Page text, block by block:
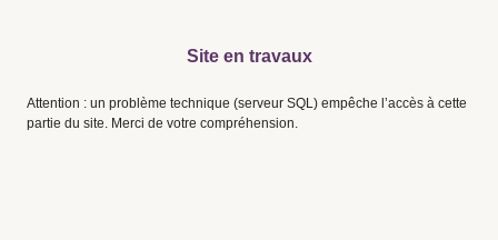
Site en travaux
Attention : un problème technique (serveur SQL) empêche l’accès à cette
partie du site. Merci de votre compréhension.